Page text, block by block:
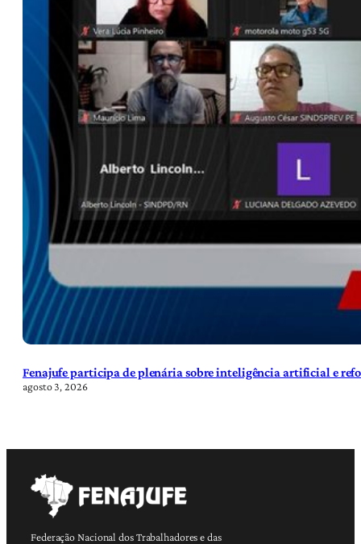
Fenajufe participa de plenária sobre inteligência artificial e
agosto 3, 2026
Federação Nacional dos Trabalhadores e das